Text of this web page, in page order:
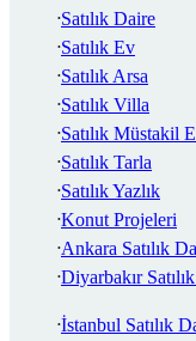
Satılık Daire
Satılık Ev
Satılık Arsa
Satılık Villa
Satılık Müstakil
Satılık Tarla
Satılık Yazlık
Konut Projeleri
Ankara Satılık
Diyarbakır
İstanbul Satılık